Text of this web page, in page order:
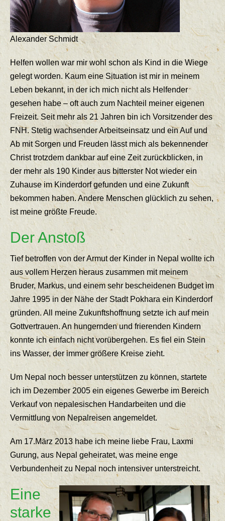
Alexander Schmidt
Helfen wollen war mir wohl schon als Kind in die Wiege
gelegt worden. Kaum eine Situation ist mir in meinem
Leben bekannt, in der ich mich nicht als Helfender
gesehen habe – oft auch zum Nachteil meiner eigenen
Freizeit. Seit mehr als 21 Jahren bin ich Vorsitzender des
FNH. Stetig wachsender Arbeitseinsatz und ein Auf und
Ab mit Sorgen und Freuden lässt mich als bekennender
Christ trotzdem dankbar auf eine Zeit zurückblicken, in
der mehr als 190 Kinder aus bitterster Not wieder ein
Zuhause im Kinderdorf gefunden und eine Zukunft
bekommen haben. Andere Menschen glücklich zu sehen,
ist meine größte Freude.
Der Anstoß
Tief betroffen von der Armut der Kinder in Nepal wollte ich
aus vollem Herzen heraus zusammen mit meinem
Bruder, Markus, und einem sehr bescheidenen Budget im
Jahre 1995 in der Nähe der Stadt Pokhara ein Kinderdorf
gründen. All meine Zukunftshoffnung setzte ich auf mein
Gottvertrauen. An hungernden und frierenden Kindern
konnte ich einfach nicht vorübergehen. Es fiel ein Stein
ins Wasser, der immer größere Kreise zieht.
Um Nepal noch besser unterstützen zu können, startete
ich im Dezember 2005 ein eigenes Gewerbe im Bereich
Verkauf von nepalesischen Handarbeiten und die
Vermittlung von Nepalreisen angemeldet.
Am 17.März 2013 habe ich meine liebe Frau, Laxmi
Gurung, aus Nepal geheiratet, was meine enge
Verbundenheit zu Nepal noch intensiver unterstreicht.
Eine
starke